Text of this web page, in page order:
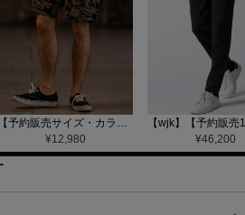
【予約販売サイズ・カラーにより納期異なる】【CAMBIO(カンビオ)】Gobelin Short Pants ショートパンツ(CAM25SS-002)
¥12,980 ¥46,200